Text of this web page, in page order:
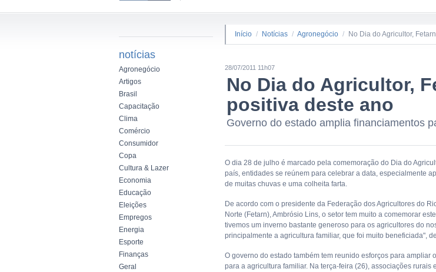
notícias
Agronegócio
Artigos
Brasil
Capacitação
Clima
Comércio
Consumidor
Copa
Cultura & Lazer
Economia
Educação
Eleições
Empregos
Energia
Esporte
Finanças
Geral
Início / Notícias / Agronegócio / No Dia do Agricultor,
28/07/2011 11h07
No Dia do Agricultor,
positiva deste ano
Governo do estado amplia financiamentos
O dia 28 de julho é marcado pela comemoração do Dia do
país, entidades se reúnem para celebrar a data, especialmente
de muitas chuvas e uma colheita farta.
De acordo com o presidente da Federação dos Agricultores do
Norte (Fetarn), Ambrósio Lins, o setor tem muito a comemorar
tivemos um inverno bastante generoso para os agricultores do
principalmente a agricultura familiar, que foi muito beneficiada",
O governo do estado também tem reunido esforços para ampliar
para a agricultura familiar. Na terça-feira (26), associações rurais